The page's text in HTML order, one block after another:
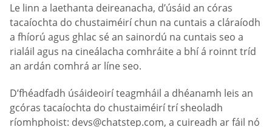
Le linn a laethanta deireanacha, d’úsáid an córas
tacaíochta do chustaiméirí chun na cuntais a cláraíodh
a fhíorú agus ghlac sé an sainordú na cuntais seo a
rialáil agus na cineálacha comhráite a bhí á roinnt tríd
an ardán comhrá ar líne seo.
D’fhéadfadh úsáideoirí teagmháil a dhéanamh leis an
gcóras tacaíochta do chustaiméirí trí sheoladh
ríomhphoist: devs@chatstep.com, a cuireadh ar fáil nó